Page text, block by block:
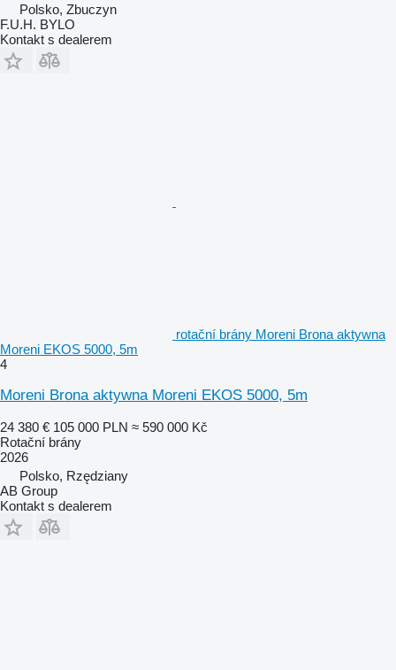
Polsko, Zbuczyn
F.U.H. BYLO
Kontakt s dealerem
rotační brány Moreni Brona aktywna
Moreni EKOS 5000, 5m
4
Moreni Brona aktywna Moreni EKOS 5000, 5m
24 380 € 105 000 PLN ≈ 590 000 Kč
Rotační brány
2026
Polsko, Rzędziany
AB Group
Kontakt s dealerem